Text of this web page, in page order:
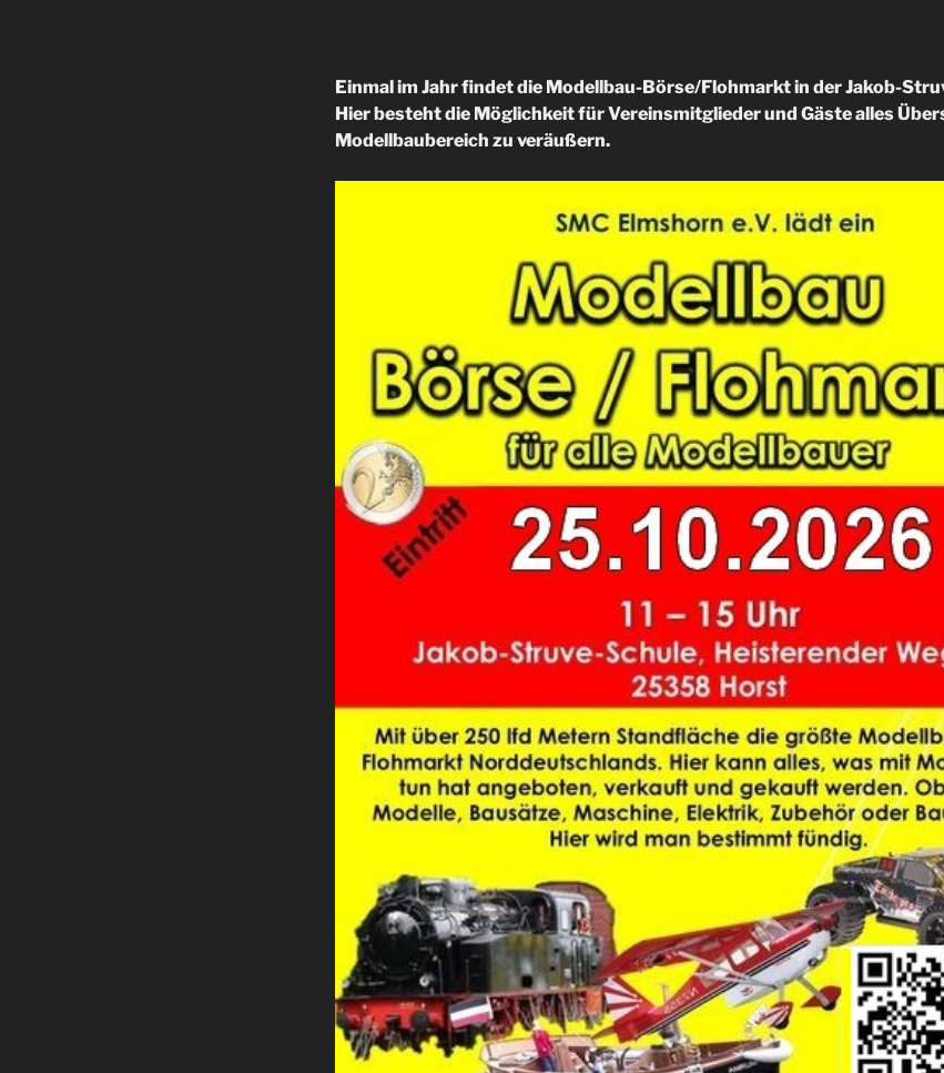
Einmal im Jahr findet die Modellbau-Börse/Flohmarkt in der Jakob-
Hier besteht die Möglichkeit für Vereinsmitglieder und Gäste alles
Modellbaubereich zu veräußern.